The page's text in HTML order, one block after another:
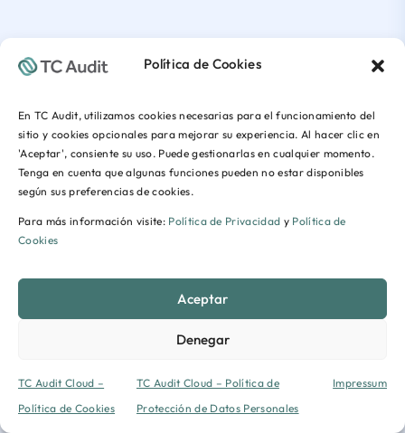
Política de Cookies
En TC Audit, utilizamos cookies necesarias para el funcionamiento del
sitio y cookies opcionales para mejorar su experiencia. Al hacer clic en
'Aceptar', consiente su uso. Puede gestionarlas en cualquier momento.
Tenga en cuenta que algunas funciones pueden no estar disponibles
según sus preferencias de cookies.
Para más información visite: Política de Privacidad y Política de
Cookies
Aceptar
Denegar
TC Audit Cloud –
Política de Cookies
TC Audit Cloud – Política de
Protección de Datos Personales
Impressum